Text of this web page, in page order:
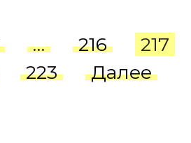
… 216
217
223 Далее